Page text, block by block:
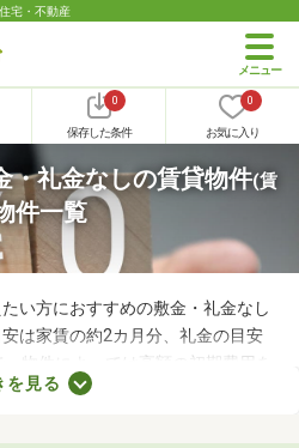
宅・不動産
0
保存した条件
0
お気に入り
・礼金なしの賃貸物件(賃
件一覧
い方におすすめの敷金・礼金なし
は家賃の約2カ月分、礼金の目安
物件によっては高額の初期費用を
生活に必要な家具や家電、インテ
を見る